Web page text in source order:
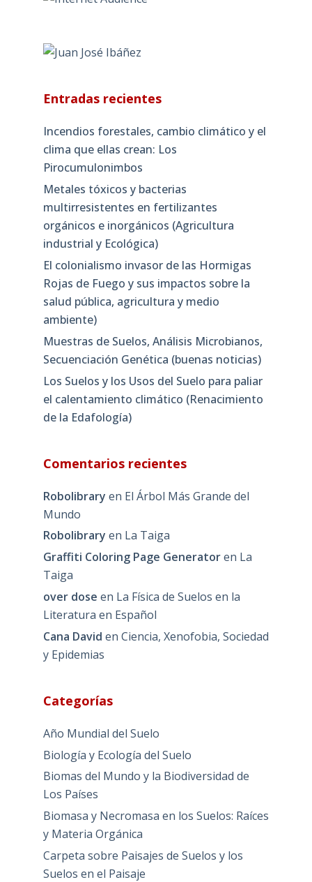
Entradas recientes
Incendios forestales, cambio climático y el
clima que ellas crean: Los
Pirocumulonimbos
Metales tóxicos y bacterias
multirresistentes en fertilizantes
orgánicos e inorgánicos (Agricultura
industrial y Ecológica)
El colonialismo invasor de las Hormigas
Rojas de Fuego y sus impactos sobre la
salud pública, agricultura y medio
ambiente)
Muestras de Suelos, Análisis Microbianos,
Secuenciación Genética (buenas noticias)
Los Suelos y los Usos del Suelo para paliar
el calentamiento climático (Renacimiento
de la Edafología)
Comentarios recientes
Robolibrary en El Árbol Más Grande del
Mundo
Robolibrary en La Taiga
Graffiti Coloring Page Generatoren La
Taiga
over dose en La Física de Suelos en la
Literatura en Español
Cana David en Ciencia, Xenofobia, Sociedad
y Epidemias
Categorías
Año Mundial del Suelo
Biología y Ecología del Suelo
Biomas del Mundo y la Biodiversidad de
Los Países
Biomasa y Necromasa en los Suelos: Raíces
y Materia Orgánica
Carpeta sobre Paisajes de Suelos y los
Suelos en el Paisaje